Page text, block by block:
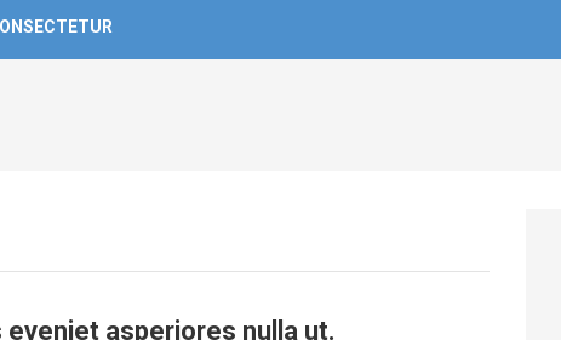
eveniet asperiores nulla ut.